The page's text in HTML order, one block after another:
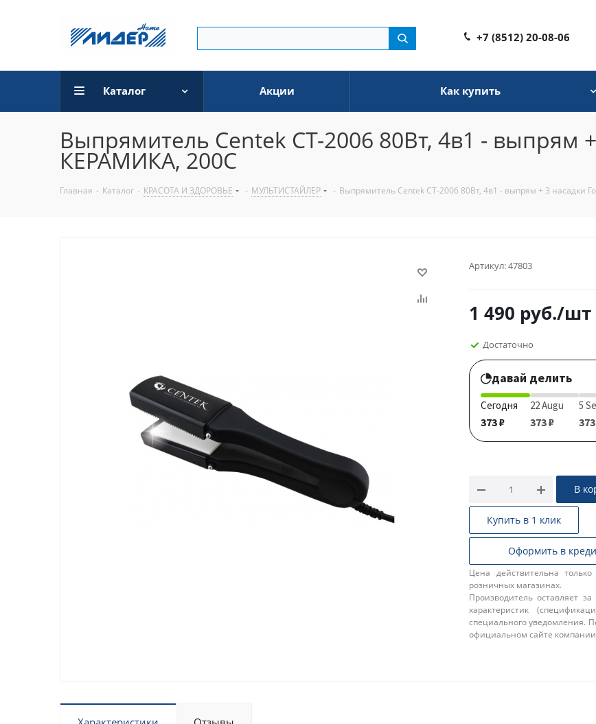
+7 (8512) 20-08-06
Каталог Акции Как купить
Выпрямитель Centek CT-2006 80Вт, 4в1 - выпрям
КЕРАМИКА, 200C
Главная - Каталог - КРАСОТА И ЗДОРОВЬЕ - МУЛЬТИСТАЙЛЕР - Выпрямитель Centek CT-2006 80Вт, 4в1 - выпрям + 3 насадки
Артикул:47803
1 490 руб./шт
Достаточно
давай делить
Сегодня
373 ₽
22 Augu
373 ₽
5
В
Купить в 1 клик
Оформить в
Цена действительна
розничных магазинах.
Производитель оставляет
характеристик
специального уведомления.
официальном сайте